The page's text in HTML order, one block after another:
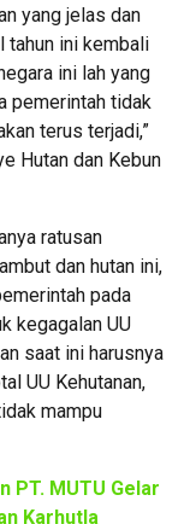
yang jelas dan
tahun ini kembali
ini lah yang
pemerintah tidak
terus terjadi,”
Hutan dan Kebun
ratusan
dan hutan ini,
pada
kegagalan UU
saat ini harusnya
UU Kehutanan,
mampu
PT. MUTU Gelar
Karhutla